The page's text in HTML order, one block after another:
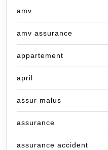
amv
amv assurance
appartement
april
assur malus
assurance
assurance accident